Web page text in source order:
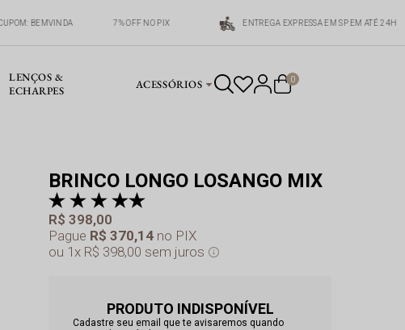
BEMVINDA 7% OFF NO PIX ENTREGA EXPRESSA EM SP EM ATÉ 24H
LENÇOS &
ECHARPES
ACESSÓRIOS 0
BRINCO LONGO LOSANGO MIX
Pague R$ 370,14 no PIX
R$ 398,00
1x R$ 398,00 sem juros
PRODUTO INDISPONÍVEL
Cadastre seu email que te avisaremos quando